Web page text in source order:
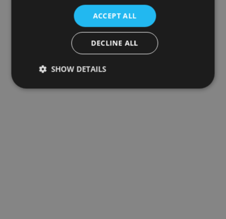
ACCEPT ALL
DECLINE ALL
SHOW DETAILS